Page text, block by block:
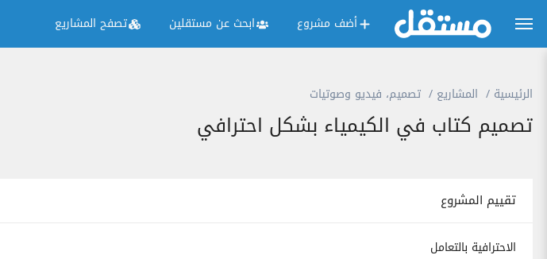
أضف مشروع ابحث عن مستقلين تصفح المشاريع
الرئيسية المشاريع تصميم، فيديو وصوتيات
تصميم كتاب في الكيمياء بشكل احترافي
تقييم المشروع
الاحترافية بالتعامل